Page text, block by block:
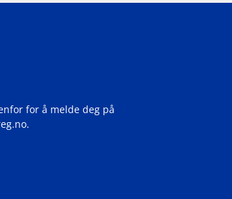
for å melde deg på